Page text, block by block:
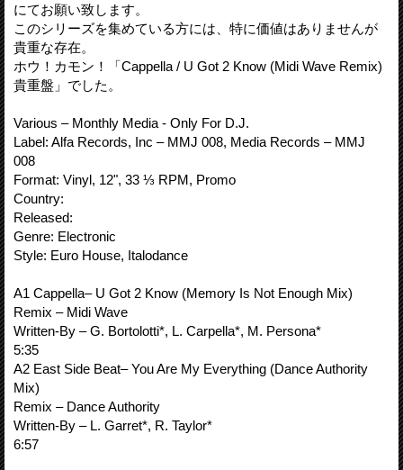
にてお願い致します。
このシリーズを集めている方には、特に価値はありませんが
貴重な存在。
ホウ！カモン！「Cappella / U Got 2 Know (Midi Wave Remix)
貴重盤」でした。
Various – Monthly Media - Only For D.J.
Label: Alfa Records, Inc – MMJ 008, Media Records – MMJ
008
Format: Vinyl, 12", 33 ⅓ RPM, Promo
Country:
Released:
Genre: Electronic
Style: Euro House, Italodance
A1 Cappella– U Got 2 Know (Memory Is Not Enough Mix)
Remix – Midi Wave
Written-By – G. Bortolotti*, L. Carpella*, M. Persona*
5:35
A2 East Side Beat– You Are My Everything (Dance Authority
Mix)
Remix – Dance Authority
Written-By – L. Garret*, R. Taylor*
6:57